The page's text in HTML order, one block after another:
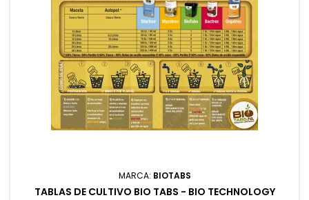
MARCA: BIOTABS
TABLAS DE CULTIVO BIO TABS - BIO TECHNOLOGY